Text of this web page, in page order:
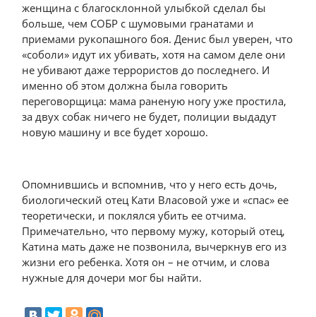
женщина с благосклонной улыбкой сделал бы
больше, чем СОБР с шумовыми гранатами и
приемами рукопашного боя. Денис был уверен, что
«соболи» идут их убивать, хотя на самом деле они
не убивают даже террористов до последнего. И
именно об этом должна была говорить
переговорщица: мама раненую ногу уже простила,
за двух собак ничего не будет, полиции выдадут
новую машину и все будет хорошо.
Опомнившись и вспомнив, что у него есть дочь,
биологический отец Кати Власовой уже и «спас» ее
теоретически, и поклялся убить ее отчима.
Примечательно, что первому мужу, который отец,
Катина мать даже не позвонила, вычеркнув его из
жизни его ребенка. Хотя он – не отчим, и слова
нужные для дочери мог бы найти.